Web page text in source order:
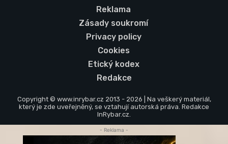
Reklama
Zásady soukromí
Privacy policy
Cookies
Etický kodex
Redakce
Copyright © www.inrybar.cz 2013 - 2026 | Na veškerý materiál,
který je zde uveřejněný, se vztahují autorská práva. Redakce
InRybar.cz.
- Reklama -